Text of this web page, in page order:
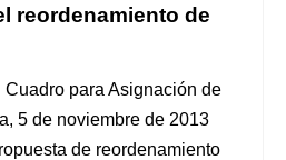
reordenamiento de
para Asignación de
5 de noviembre de 2013
de reordenamiento